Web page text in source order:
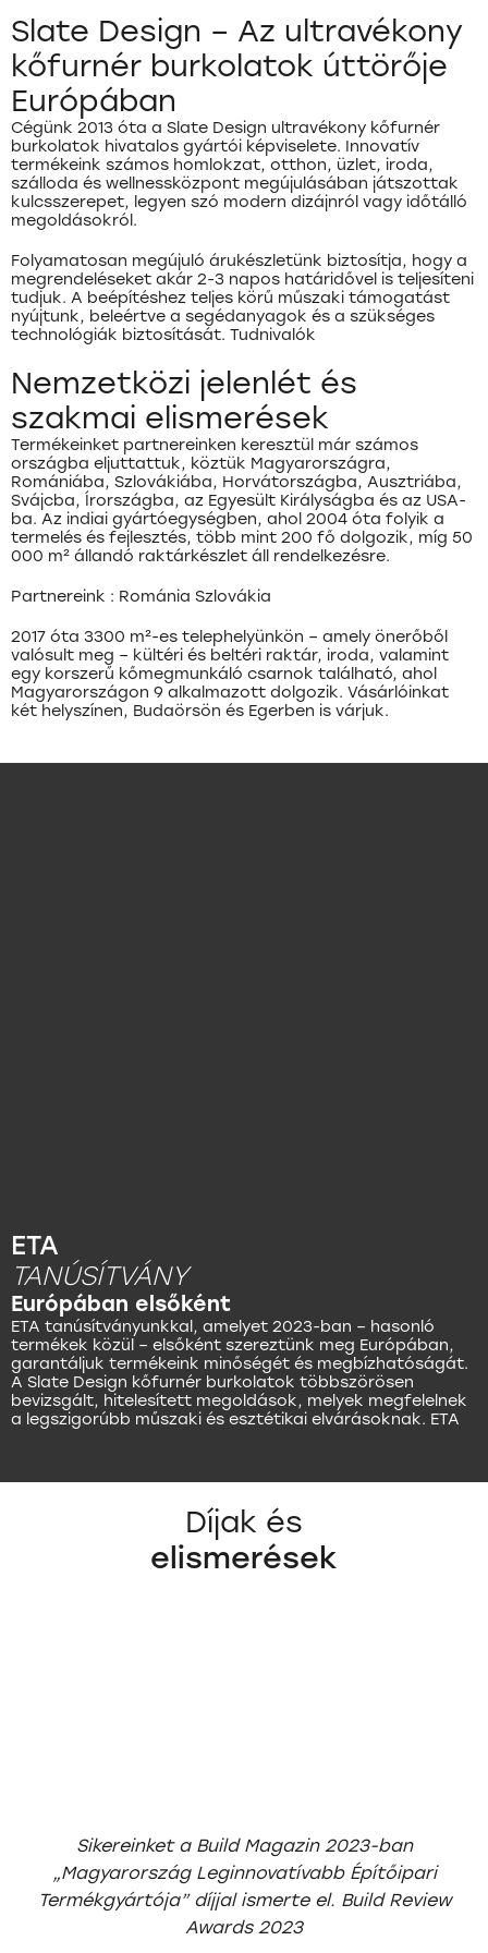
Slate Design – Az ultravékony
kőfurnér burkolatok úttörője
Európában
Cégünk 2013 óta a Slate Design ultravékony kőfurnér
burkolatok hivatalos gyártói képviselete. Innovatív
termékeink számos homlokzat, otthon, üzlet, iroda,
szálloda és wellnessközpont megújulásában játszottak
kulcsszerepet, legyen szó modern dizájnról vagy időtálló
megoldásokról.
Folyamatosan megújuló árukészletünk biztosítja, hogy a
megrendeléseket akár 2-3 napos határidővel is teljesíteni
tudjuk. A beépítéshez teljes körű műszaki támogatást
nyújtunk, beleértve a segédanyagok és a szükséges
technológiák biztosítását. Tudnivalók
Nemzetközi jelenlét és
szakmai elismerések
Termékeinket partnereinken keresztül már számos
országba eljuttattuk, köztük Magyarországra,
Romániába, Szlovákiába, Horvátországba, Ausztriába,
Svájcba, Írországba, az Egyesült Királyságba és az USA-
ba. Az indiai gyártóegységben, ahol 2004 óta folyik a
termelés és fejlesztés, több mint 200 fő dolgozik, míg 50
000 m² állandó raktárkészlet áll rendelkezésre.
Partnereink : Románia Szlovákia
2017 óta 3300 m²-es telephelyünkön – amely önerőből
valósult meg – kültéri és beltéri raktár, iroda, valamint
egy korszerű kőmegmunkáló csarnok található, ahol
Magyarországon 9 alkalmazott dolgozik. Vásárlóinkat
két helyszínen, Budaörsön és Egerben is várjuk.
ETA
TANÚSÍTVÁNY
Európában elsőként
ETA tanúsítványunkkal, amelyet 2023-ban – hasonló
termékek közül – elsőként szereztünk meg Európában,
garantáljuk termékeink minőségét és megbízhatóságát.
A Slate Design kőfurnér burkolatok többszörösen
bevizsgált, hitelesített megoldások, melyek megfelelnek
a legszigorúbb műszaki és esztétikai elvárásoknak. ETA
Díjak és
elismerések
Sikereinket a Build Magazin 2023-ban
„Magyarország Leginnovatívabb Építőipari
Termékgyártója” díjjal ismerte el. Build Review
Awards 2023